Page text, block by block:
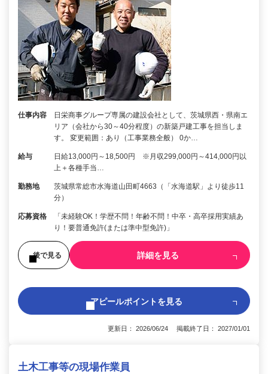
仕事内容
日栄商事グループ専属の建設会社として、茨城県西・県南エ
リア（会社から30～40分程度）の新築戸建工事を担当しま
す。 変更範囲：あり（工事業務全般） 0か…
給与
日給13,000円～18,500円 ※月収299,000円～414,000円以
上＋各種手当…
勤務地
茨城県常総市水海道山田町4663（「水海道駅」より徒歩11
分）
応募資格
「未経験OK！学歴不問！年齢不問！中卒・高卒採用実績あ
り！要普通免許(または準中型免許)」
後で見る 詳細を見る
アピールポイントを見る
更新日： 2026/06/24 掲載終了日： 2027/01/01
土木工事等の現場作業員